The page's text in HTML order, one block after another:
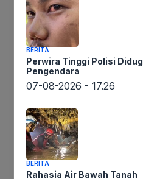
/
Ekonomi Bisnis
Pakai
BERITA
Perwira Tinggi Polisi
Pengendara
07-08-2026 - 17.26
BERITA
Rahasia Air Bawah Tanah